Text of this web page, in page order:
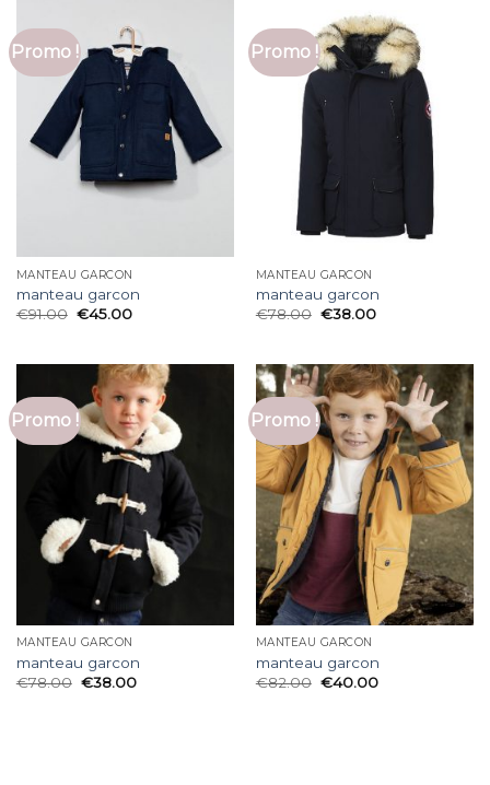
Promo !
MANTEAU GARCON
manteau garcon
€91.00 €45.00
Promo !
MANTEAU GARCON
manteau garcon
€78.00 €38.00
Promo !
MANTEAU GARCON
manteau garcon
€78.00 €38.00
Promo !
MANTEAU GARCON
manteau garcon
€82.00 €40.00